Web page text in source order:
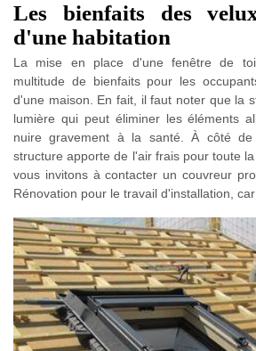
Les bienfaits des
d'une habitation
La mise en place d'une fenêtre de
multitude de bienfaits pour les
d'une maison. En fait, il faut noter que la
lumière qui peut éliminer les éléments
nuire gravement à la santé. À côté
structure apporte de l'air frais pour toute
vous invitons à contacter un couvreur
Rénovation pour le travail d'installation,